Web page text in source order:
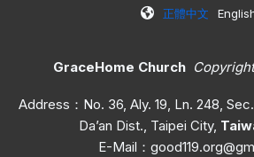
正體中文
GraceHome Church
Address：No. 36, Aly. 19, Ln. 248,
Da’an Dist., Taipei City,
E-Mail：